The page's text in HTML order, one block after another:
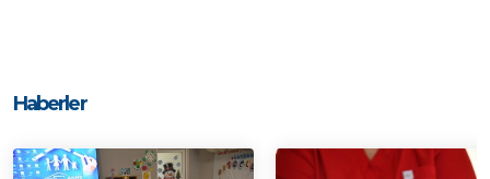
Haberler